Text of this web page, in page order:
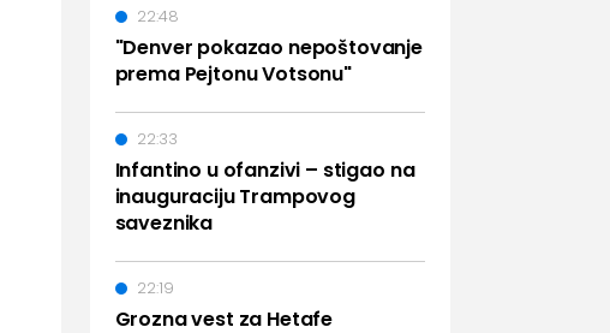
"Denver pokazao nepoštovanje
prema Pejtonu Votsonu"
22:48
Infantino u ofanzivi – stigao na
inauguraciju Trampovog
saveznika
22:33
Grozna vest za Hetafe
22:19